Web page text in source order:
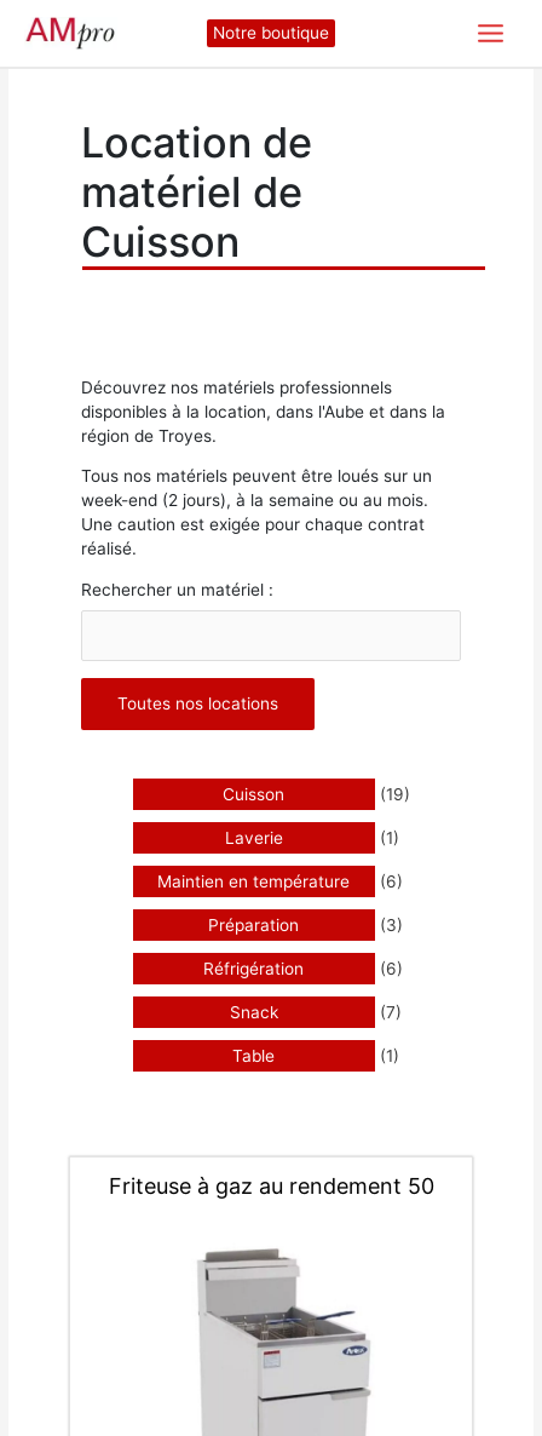
Notre boutique
Location de
matériel de
Cuisson
Découvrez nos matériels professionnels
disponibles à la location, dans l'Aube et dans la
région de Troyes.
Tous nos matériels peuvent être loués sur un
week-end (2 jours), à la semaine ou au mois.
Une caution est exigée pour chaque contrat
réalisé.
Rechercher un matériel :
Toutes nos locations
Cuisson (19)
Laverie (1)
Maintien en température (6)
Préparation (3)
Réfrigération (6)
Snack (7)
Table (1)
Friteuse à gaz au rendement 50